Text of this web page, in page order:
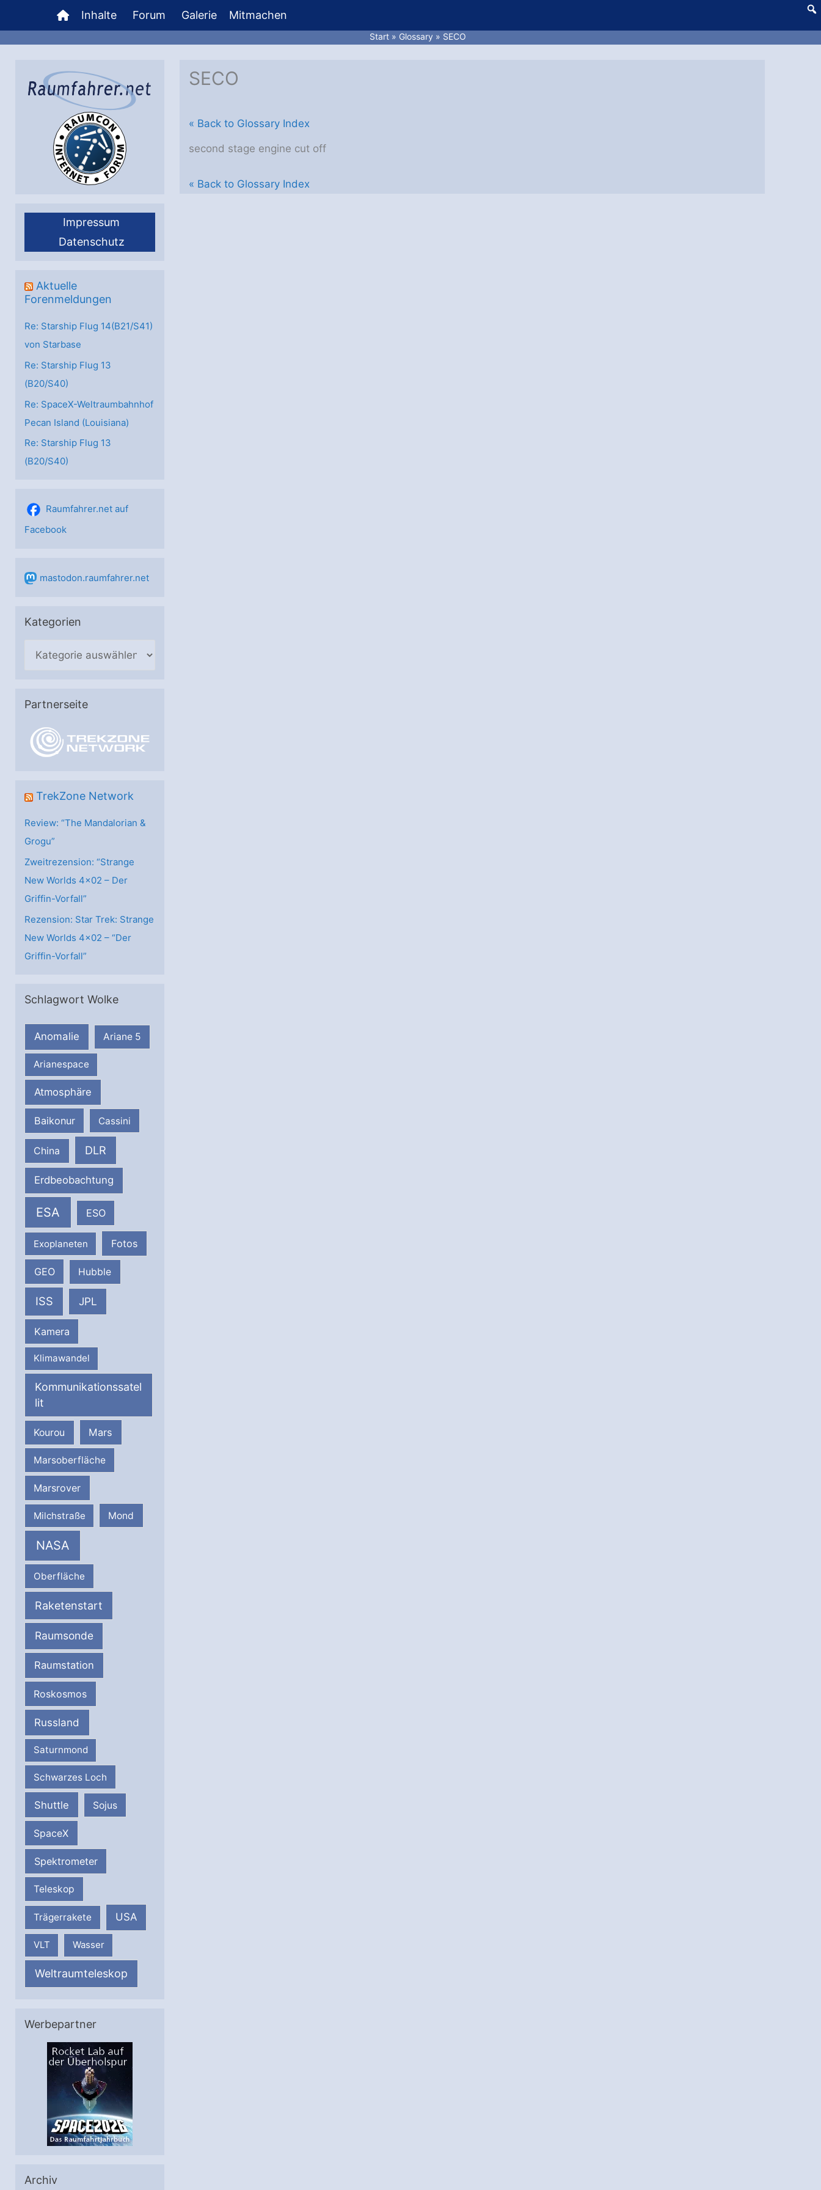
Inhalt
springen
Inhalte Forum Galerie Mitmachen
Start Glossary SECO
Impressum
Datenschutz
Aktuelle
Forenmeldungen
Re: Starship Flug 14(B21/S41)
von Starbase
Re: Starship Flug 13
(B20/S40)
Re: SpaceX-Weltraumbahnhof
Pecan Island (Louisiana)
Re: Starship Flug 13
(B20/S40)
Raumfahrer.net auf
Facebook
mastodon.raumfahrer.net
Kategorien
e
e
Partnerseite
TrekZone Network
Review: “The Mandalorian &
Grogu”
Zweitrezension: “Strange
New Worlds 4×02 – Der
Griffin-Vorfall”
Rezension: Star Trek: Strange
New Worlds 4×02 – “Der
Griffin-Vorfall”
Schlagwort Wolke
Anomalie Ariane 5
Arianespace
Atmosphäre
Baikonur Cassini
China DLR
Erdbeobachtung
ESA ESO
Exoplaneten Fotos
GEO Hubble
ISS JPL
Kamera
Klimawandel
Kommunikationssatel
lit
Kourou Mars
Marsoberfläche
Marsrover
Milchstraße Mond
NASA
Oberfläche
Raketenstart
Raumsonde
Raumstation
Roskosmos
Russland
Saturnmond
Schwarzes Loch
Shuttle Sojus
SpaceX
Spektrometer
Teleskop
Trägerrakete USA
VLT Wasser
Weltraumteleskop
Werbepartner
Archiv
SECO
« Back to Glossary Index
second stage engine cut off
« Back to Glossary Index